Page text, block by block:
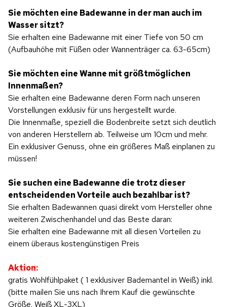
Sie möchten eine Badewanne in der man auch im
Wasser sitzt?
Sie erhalten eine Badewanne mit einer Tiefe von 50 cm
(Aufbauhöhe mit Füßen oder Wannenträger ca. 63-65cm)
Sie möchten eine Wanne mit größtmöglichen
Innenmaßen?
Sie erhalten eine Badewanne deren Form nach unseren
Vorstellungen exklusiv für uns hergestellt wurde.
Die Innenmaße, speziell die Bodenbreite setzt sich deutlich
von anderen Herstellern ab. Teilweise um 10cm und mehr.
Ein exklusiver Genuss, ohne ein größeres Maß einplanen zu
müssen!
Sie suchen eine Badewanne die trotz dieser
entscheidenden Vorteile auch bezahlbar ist?
Sie erhalten Badewannen quasi direkt vom Hersteller ohne
weiteren Zwischenhandel und das Beste daran:
Sie erhalten eine Badewanne mit all diesen Vorteilen zu
einem überaus kostengünstigen Preis
Aktion:
gratis Wohlfühlpaket ( 1 exklusiver Bademantel in Weiß) inkl.
(bitte mailen Sie uns nach Ihrem Kauf die gewünschte
Größe. Weiß XL-3XL)